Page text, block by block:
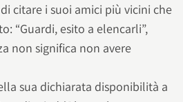
citare i suoi amici più vicini che
“Guardi, esito a elencarli”,
non significa non avere
sua dichiarata disponibilità a